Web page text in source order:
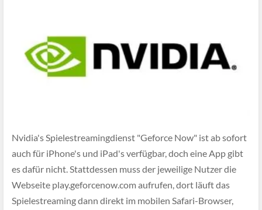
Nvidia's Spielestreamingdienst "Geforce Now" ist ab sofort
auch für iPhone's und iPad's verfügbar, doch eine App gibt
es dafür nicht. Stattdessen muss der jeweilige Nutzer die
Webseite play.geforcenow.com aufrufen, dort läuft das
Spielestreaming dann direkt im mobilen Safari-Browser,